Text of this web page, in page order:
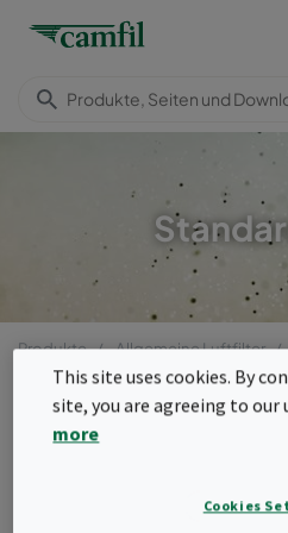
Produkte Allgemeine Luftfilter
Standard-Flo
Menü
Der Standard-Flo
This site uses cookies. By
site, you are agreeing to our
more
Cookies